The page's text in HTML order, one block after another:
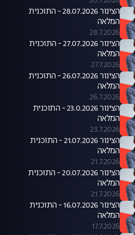
הצינור 28.07.2026 - התוכנית
המלאה
28.7.2026
הצינור 27.07.2026 - התוכנית
המלאה
27.7.2026
הצינור 26.07.2026 - התוכנית
המלאה
26.7.2026
הצינור 23.0.2026 - התוכנית
המלאה
23.7.2026
הצינור 21.07.2026 - התוכנית
המלאה
21.7.2026
הצינור 20.07.2026 - התוכנית
המלאה
21.7.2026
הצינור 16.07.2026 - התוכנית
המלאה
17.7.2026